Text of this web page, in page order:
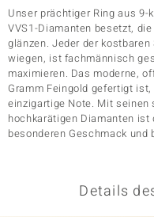
Classics
Unser prächtiger Ring aus
VVS1-Diamanten besetzt,
glänzen. Jeder der
wiegen, ist fachmännisch
maximieren. Das moderne,
Gramm Feingold gefertigt
einzigartige Note. Mit seinen
hochkarätigen Diamanten
besonderen Geschmack und
Details